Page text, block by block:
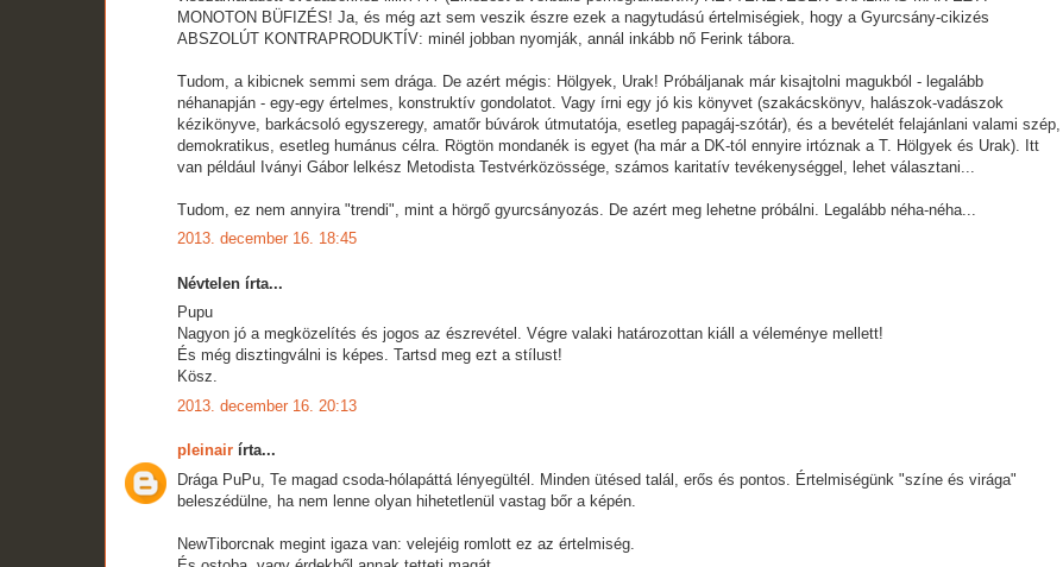
MONOTON BÜFIZÉS! Ja, és még azt sem veszik észre ezek a nagytudású értelmiségiek, hogy a Gyurcsány-cikizés
ABSZOLÚT KONTRAPRODUKTÍV: minél jobban nyomják, annál inkább nő Ferink tábora.
Tudom, a kibicnek semmi sem drága. De azért mégis: Hölgyek, Urak! Próbáljanak már kisajtolni magukból - legalább
néhanapján - egy-egy értelmes, konstruktív gondolatot. Vagy írni egy jó kis könyvet (szakácskönyv, halászok-vadászok
kézikönyve, barkácsoló egyszeregy, amatőr búvárok útmutatója, esetleg papagáj-szótár), és a bevételét felajánlani valami szép,
demokratikus, esetleg humánus célra. Rögtön mondanék is egyet (ha már a DK-tól ennyire irtóznak a T. Hölgyek és Urak). Itt
van például Iványi Gábor lelkész Metodista Testvérközössége, számos karitatív tevékenységgel, lehet választani...
Tudom, ez nem annyira "trendi", mint a hörgő gyurcsányozás. De azért meg lehetne próbálni. Legalább néha-néha...
2013. december 16. 18:45
Névtelen írta...
Pupu
Nagyon jó a megközelítés és jogos az észrevétel. Végre valaki határozottan kiáll a véleménye mellett!
És még disztingválni is képes. Tartsd meg ezt a stílust!
Kösz.
2013. december 16. 20:13
pleinair írta...
Drága PuPu, Te magad csoda-hólapáttá lényegültél. Minden ütésed talál, erős és pontos. Értelmiségünk "színe és virága"
beleszédülne, ha nem lenne olyan hihetetlenül vastag bőr a képén.
NewTiborcnak megint igaza van: velejéig romlott ez az értelmiség.